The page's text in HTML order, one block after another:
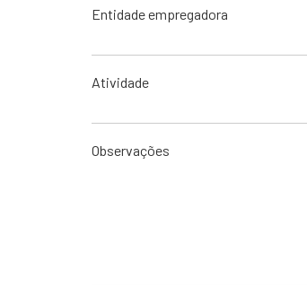
Entidade empregadora
Atividade
Observações